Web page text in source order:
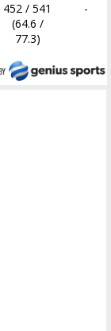
452 / 541
(64.6 /
77.3)
-